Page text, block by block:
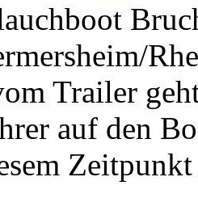
Trailer
auf den